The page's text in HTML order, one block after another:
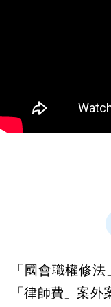
「國會職權修
「律師費」案